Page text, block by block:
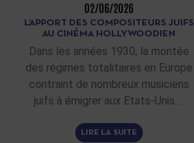
02/06/2026
L’APPORT DES COMPOSITEURS JUIFS
AU CINÉMA HOLLYWOODIEN
Dans les années 1930, la montée
des régimes totalitaires en Europe
contraint de nombreux musiciens
juifs à émigrer aux Etats-Unis.…
LIRE LA SUITE